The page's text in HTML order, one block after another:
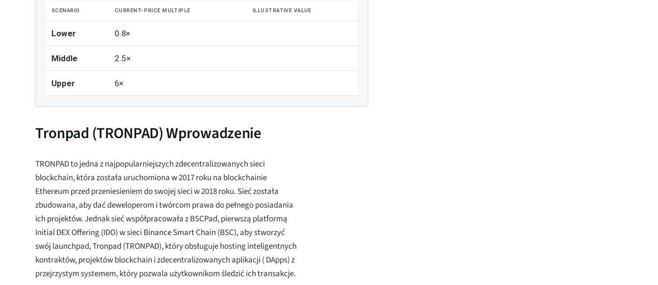
SCENARIO CURRENT-PRICE MULTIPLE ILLUSTRATIVE VALUE
Lower 0.8×
Middle 2.5×
Upper 6×
Tronpad (TRONPAD) Wprowadzenie
TRONPAD to jedna z najpopularniejszych zdecentralizowanych sieci
blockchain, która została uruchomiona w 2017 roku na blockchainie
Ethereum przed przeniesieniem do swojej sieci w 2018 roku. Sieć została
zbudowana, aby dać deweloperom i twórcom prawa do pełnego posiadania
ich projektów. Jednak sieć współpracowała z BSCPad, pierwszą platformą
Initial DEX Offering (IDO) w sieci Binance Smart Chain (BSC), aby stworzyć
swój launchpad, Tronpad (TRONPAD), który obsługuje hosting inteligentnych
kontraktów, projektów blockchain i zdecentralizowanych aplikacji ( DApps) z
przejrzystym systemem, który pozwala użytkownikom śledzić ich transakcje.